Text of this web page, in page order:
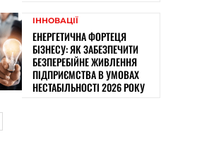
ІННОВАЦІЇ
ЕНЕРГЕТИЧНА ФОРТЕЦЯ
БІЗНЕСУ: ЯК ЗАБЕЗПЕЧИТИ
БЕЗПЕРЕБІЙНЕ ЖИВЛЕННЯ
ПІДПРИЄМСТВА В УМОВАХ
НЕСТАБІЛЬНОСТІ 2026 РОКУ